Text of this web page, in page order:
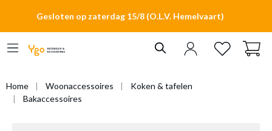
Gesloten op zaterdag 15/8 (O.L.V. Hemelvaart)
Home Woonaccessoires
Koken & tafelen
Bakaccessoires